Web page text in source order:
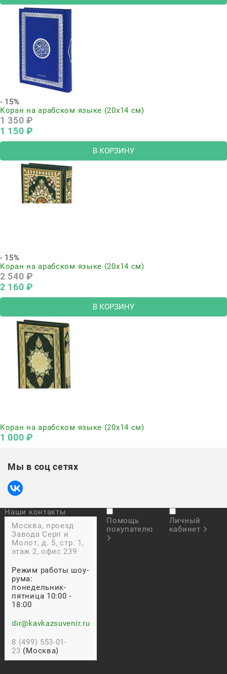
- 15%
Коран на арабском языке (20х14 см)
1 350 ₽
1 150 ₽
В КОРЗИНУ
- 15%
Коран на арабском языке (20х14 см)
2 540 ₽
2 160 ₽
В КОРЗИНУ
Коран на арабском языке (20х14 см)
1 000 ₽
Мы в соц сетях
Наши контакты
Москва, проезд
Завода Серп и
Молот, д. 5, стр. 1,
этаж 2, офис 239
Режим работы шоу-
рума:
понедельник-
пятница 10:00 -
18:00
dir@kavkazsuvenir.ru
8 (499) 553-01-
23 (Москва)
Помощь
покупателю
Личный
кабинет